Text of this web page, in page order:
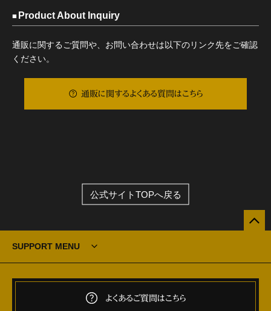
Product About Inquiry
通販に関するご質問や、お問い合わせは以下のリンク先をご確認
ください。
通販に関するよくある質問はこちら
公式サイトTOPへ戻る
SUPPORT MENU
よくあるご質問はこちら